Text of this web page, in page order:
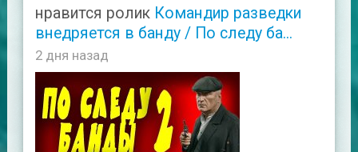
нравится ролик Командир разведки
внедряется в банду / По следу ба...
2 дня назад